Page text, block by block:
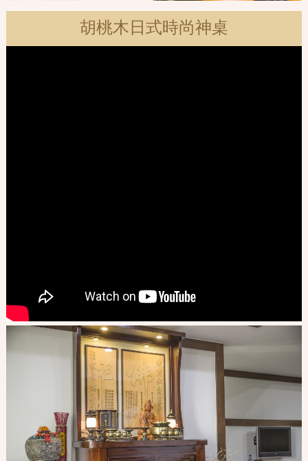
胡桃木日式時尚神桌